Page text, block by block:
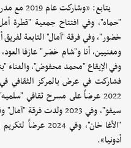
يتابع:
"حماه"، وفي افتتاح جمعية "قطرة
خضور"، وفي فرقة "آمال" التابعة
ومغنيين، أنا و"شام خضر" عازفا
فشاركت في عرض بالمركز الثقافي
2022 عرضاً على مسرح ثقافي
سيفو"، وفي 2023 ولدت
أدونيا».